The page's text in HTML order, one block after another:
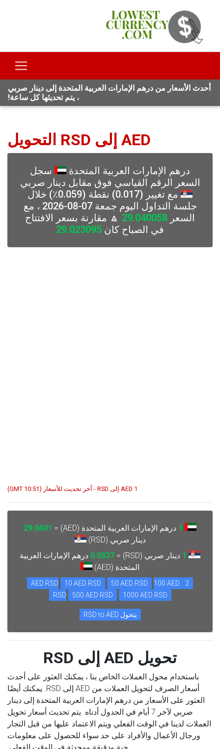
أحدث الأسعار من درهم الإمارات العربية المتحدة إلى دينار صربي
، يتم تحديثها كل ساعة!
AED إلى RSD التحويل
درهم الإمارات العربية المتحدة
سجل
السعر الرقم القياسي فوق مقابل دينار صربي
مع تغيير (0.017) نقطة (0.059٪) خلال
جلسة التداول اليوم جمعة 07-08-2026 ، مع
السعر 29.040058 🔼 مقارنة بسعر الافتتاح
في الصباح كان 29.023095
1 AED إلى RSD - آخر تحديث للأسعار (10:51 GMT)
1 درهم الإمارات العربية المتحدة (AED) =
29.0401
دينار صربي (RSD)
1 دينار صربي (RSD) = 0.0337 درهم الإمارات العربية
المتحدة (AED)
2 AED RSD
10 AED RSD 50 AED RSD
100 AED
RSD
500 AED RSD 1000 AED RSD
يتحول RSD to AED
تحويل AED إلى RSD
باستخدام محول العملات الخاص بنا ، يمكنك العثور على أحدث
أسعار الصرف لتحويل العملات من AED إلى RSD. يمكنك أيضًا
العثور على الأسعار من درهم الإمارات العربية المتحدة إلى دينار
صربي لآخر 7 أيام في الجدول أدناه. يتم تحديث أسعار تحويل
العملات لدينا في الوقت الفعلي ويتم الاعتماد عليها من قبل التجار
ورجال الأعمال والأفراد على حد سواء للحصول على معلومات